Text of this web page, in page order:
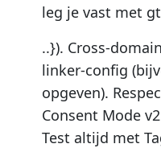
leg je vast met
..}). Cross-
linker-config
opgeven).
Consent Mode
Test altijd met